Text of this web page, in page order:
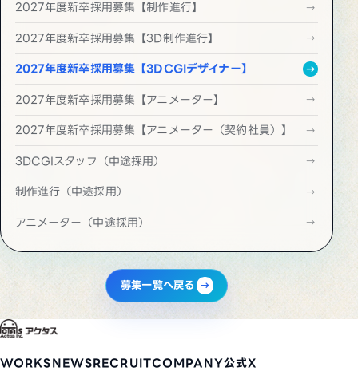
2027年度新卒採用募集【制作進行】
2027年度新卒採用募集【3D制作進行】
2027年度新卒採用募集【3DCGIデザイナー】
2027年度新卒採用募集【アニメーター】
2027年度新卒採用募集【アニメーター（契約社員）】
3DCGIスタッフ（中途採用）
制作進行（中途採用）
アニメーター（中途採用）
募集一覧へ戻る
WORKS NEWSRECRUITCOMPANY公式X